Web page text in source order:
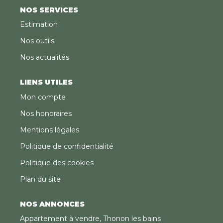
NOS SERVICES
Estimation
Nos outils
Nos actualités
LIENS UTILES
Mon compte
Nos honoraires
Mentions légales
Politique de confidentialité
Politique des cookies
Plan du site
NOS ANNONCES
Appartement à vendre, Thonon les bains